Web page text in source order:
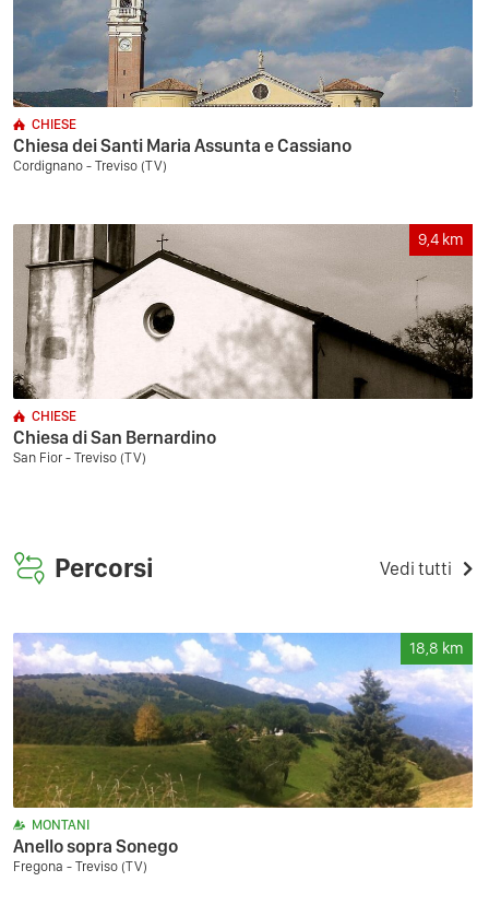
CHIESE
Chiesa dei Santi Maria Assunta e Cassiano
Cordignano - Treviso (TV)
9,4 km
CHIESE
Chiesa di San Bernardino
San Fior - Treviso (TV)
Percorsi Vedi tutti
18,8 km
MONTANI
Anello sopra Sonego
Fregona - Treviso (TV)